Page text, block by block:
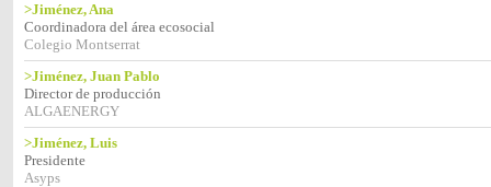
>Jiménez, Ana
Coordinadora del área ecosocial
Colegio Montserrat
>Jiménez, Juan Pablo
Director de producción
ALGAENERGY
>Jiménez, Luis
Presidente
Asyps